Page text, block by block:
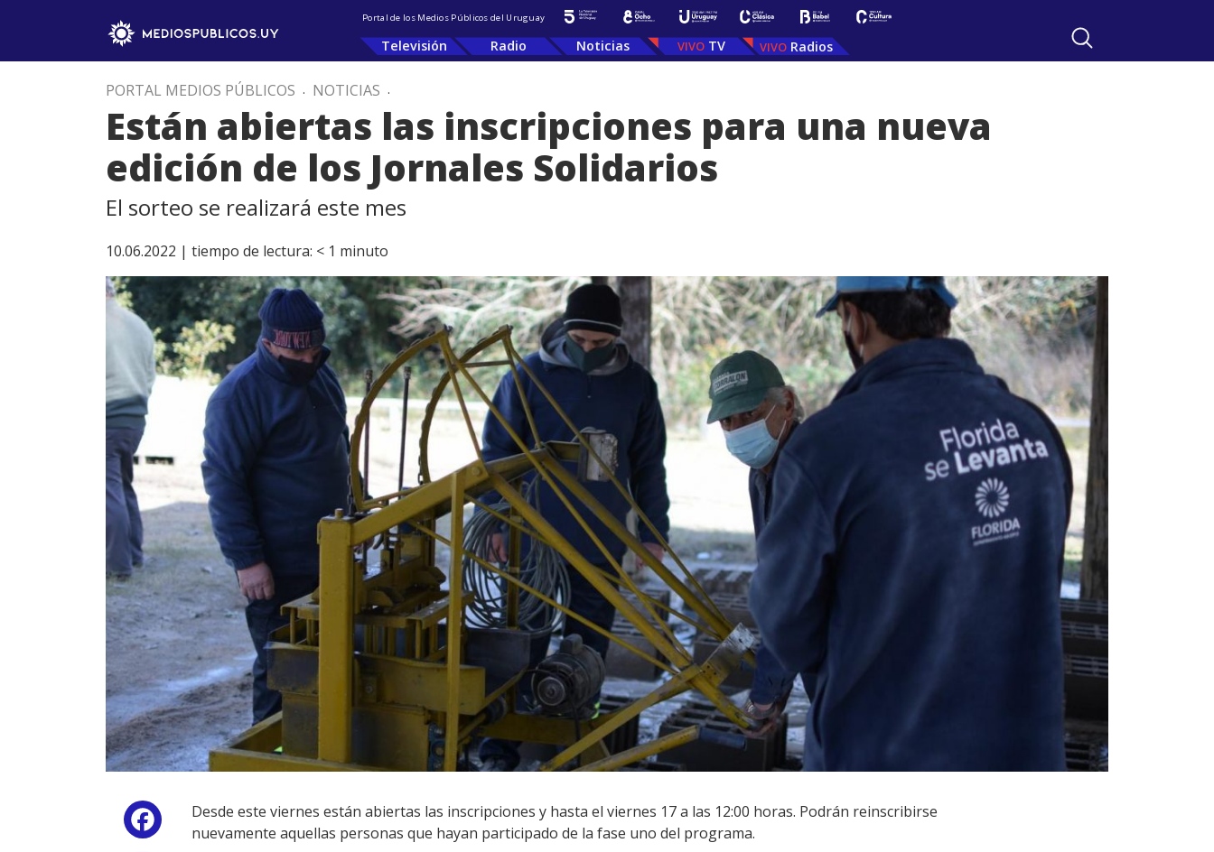
Portal de los Medios Públicos del Uruguay
Televisión Radio Noticias TV Radios
PORTAL MEDIOS PÚBLICOS . NOTICIAS .
Están abiertas las inscripciones para una nueva
edición de los Jornales Solidarios
El sorteo se realizará este mes
10.06.2022 | tiempo de lectura: < 1 minuto
Facebook
Desde este viernes están abiertas las inscripciones y hasta el viernes 17 a las 12:00 horas. Podrán reinscribirse
nuevamente aquellas personas que hayan participado de la fase uno del programa.